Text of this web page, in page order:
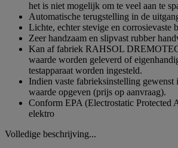
het is niet mogelijk om te veel aan te
Automatische terugstelling in de
Lichte, echter stevige en corrosievaste
Zeer handzaam en slipvast rubber
Kan af fabriek RAHSOL
waarde worden geleverd of
testapparaat worden ingesteld.
Indien vaste fabrieksinstelling gewenst
waarde opgeven (prijs op aanvraag).
Conform EPA (Electrostatic Protected
elektro
Volledige beschrijving...